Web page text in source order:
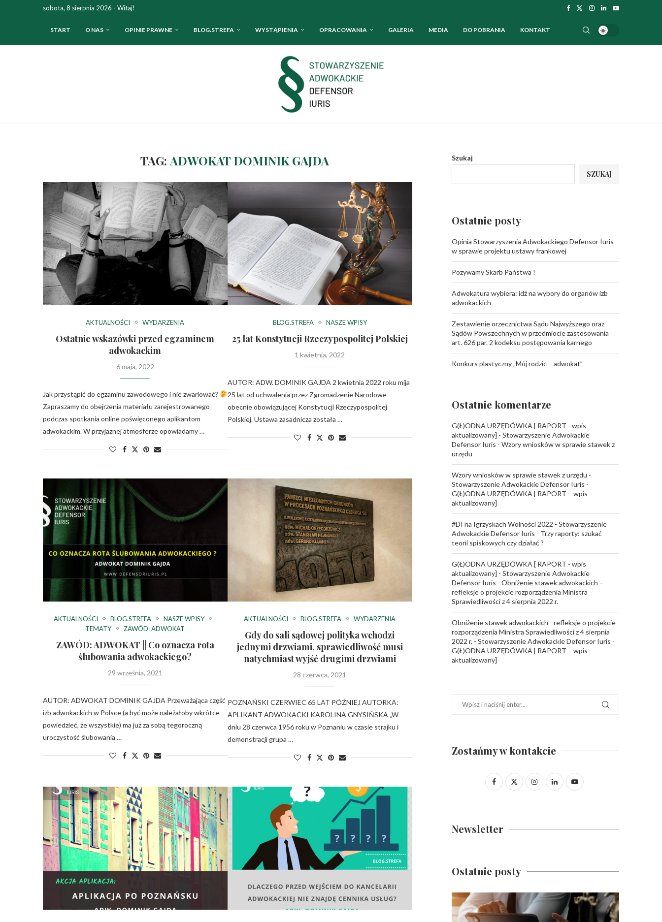
sobota, 8 sierpnia 2026 - Witaj!
START O NAS OPINIE PRAWNE BLOG.STREFA WYSTĄPIENIA OPRACOWANIA GALERIA MEDIA DO POBRANIA KONTAKT
TAG:ADWOKAT DOMINIK GAJDA
AKTUALNOŚCI WYDARZENIA
Ostatnie wskazówki przed egzaminem
adwokackim
6 maja, 2022
Jak przystąpić do egzaminu zawodowego i nie zwariować?
Zapraszamy do obejrzenia materiału zarejestrowanego
podczas spotkania online poświęconego aplikantom
adwokackim. W przyjaznej atmosferze opowiadamy …
BLOG.STREFA NASZE WPISY
25 lat Konstytucji Rzeczypospolitej Polskiej
1 kwietnia, 2022
AUTOR: ADW. DOMINIK GAJDA 2 kwietnia 2022 roku mija
25 lat od uchwalenia przez Zgromadzenie Narodowe
obecnie obowiązującej Konstytucji Rzeczypospolitej
Polskiej. Ustawa zasadnicza została …
AKTUALNOŚCI BLOG.STREFA
NASZE WPISY
TEMATY
ZAWÓD: ADWOKAT
ZAWÓD: ADWOKAT || Co oznacza rota
ślubowania adwokackiego?
29 września, 2021
AUTOR: ADWOKAT DOMINIK GAJDA Przeważająca część
izb adwokackich w Polsce (a być może należałoby wkrótce
powiedzieć, że wszystkie) ma już za sobą tegoroczną
uroczystość ślubowania …
AKTUALNOŚCI BLOG.STREFA WYDARZENIA
Gdy do sali sądowej polityka wchodzi
jednymi drzwiami, sprawiedliwość musi
natychmiast wyjść drugimi drzwiami
28 czerwca, 2021
POZNAŃSKI CZERWIEC 65 LAT PÓŹNIEJ AUTORKA:
APLIKANT ADWOKACKI KAROLINA GNYSIŃSKA „W
dniu 28 czerwca 1956 roku w Poznaniu w czasie strajku i
demonstracji grupa …
Szukaj
SZUKAJ
Ostatnie posty
Opinia Stowarzyszenia Adwokackiego Defensor Iuris
w sprawie projektu ustawy frankowej
Pozywamy Skarb Państwa !
Adwokatura wybiera: idź na wybory do organów izb
adwokackich
Zestawienie orzecznictwa Sądu Najwyższego oraz
Sądów Powszechnych w przedmiocie zastosowania
art. 626 par. 2 kodeksu postępowania karnego
Konkurs plastyczny „Mój rodzic – adwokat”
Ostatnie komentarze
G(Ł)ODNA URZĘDÓWKA [ RAPORT - wpis
aktualizowany] - Stowarzyszenie Adwokackie
Defensor Iuris - Wzory wniosków w sprawie stawek z
urzędu
Wzory wniosków w sprawie stawek z urzędu -
Stowarzyszenie Adwokackie Defensor Iuris -
G(Ł)ODNA URZĘDÓWKA [ RAPORT – wpis
aktualizowany]
#DI na Igrzyskach Wolności 2022 - Stowarzyszenie
Adwokackie Defensor Iuris - Trzy raporty: szukać
teorii spiskowych czy działać ?
G(Ł)ODNA URZĘDÓWKA [ RAPORT - wpis
aktualizowany] - Stowarzyszenie Adwokackie
Defensor Iuris - Obniżenie stawek adwokackich –
refleksje o projekcie rozporządzenia Ministra
Sprawiedliwości z 4 sierpnia 2022 r.
Obniżenie stawek adwokackich - refleksje o projekcie
rozporządzenia Ministra Sprawiedliwości z 4 sierpnia
2022 r. - Stowarzyszenie Adwokackie Defensor Iuris -
G(Ł)ODNA URZĘDÓWKA [ RAPORT – wpis
aktualizowany]
Zostańmy w kontakcie
Newsletter
Ostatnie posty